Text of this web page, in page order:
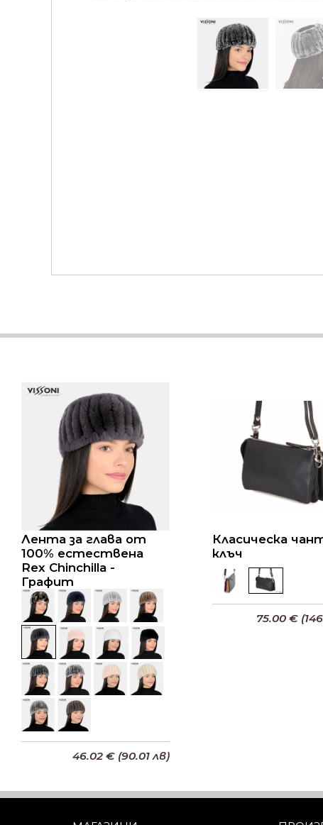
Лента за глава от
100% естествена
Rex Chinchilla -
Графит
46.02 € (90.01 лв)
Класическа
клъч
75.00 €